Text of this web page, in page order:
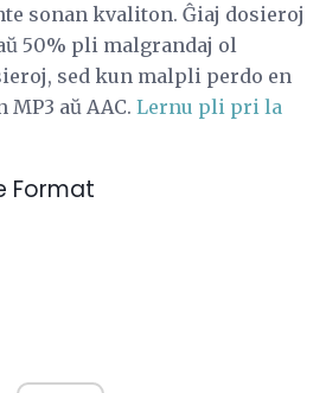
sonan kvaliton. Ĝiaj dosieroj
50% pli malgrandaj ol
sed kun malpli perdo en
aŭ AAC. Lernu pli pri la
Format